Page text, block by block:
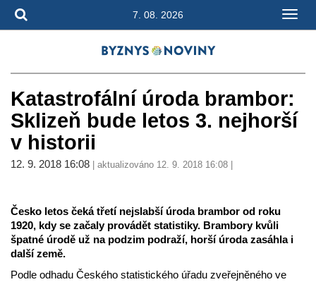
7. 08. 2026
Katastrofální úroda brambor:
Sklizeň bude letos 3. nejhorší
v historii
12. 9. 2018 16:08 | aktualizováno 12. 9. 2018 16:08 |
Česko letos čeká třetí nejslabší úroda brambor od roku
1920, kdy se začaly provádět statistiky. Brambory kvůli
špatné úrodě už na podzim podraží, horší úroda zasáhla i
další země.
Podle odhadu Českého statistického úřadu zveřejněného ve